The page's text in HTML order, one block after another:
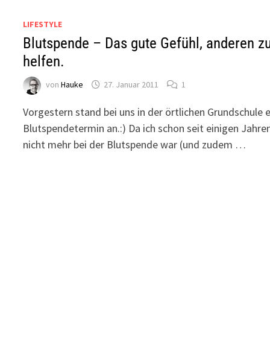
LIFESTYLE
Blutspende – Das gute Gefühl, anderen
helfen.
vonHauke 27. Januar 2011 1
Vorgestern stand bei uns in der örtlichen Grundschule
Blutspendetermin an.:) Da ich schon seit einigen
nicht mehr bei der Blutspende war (und zudem …